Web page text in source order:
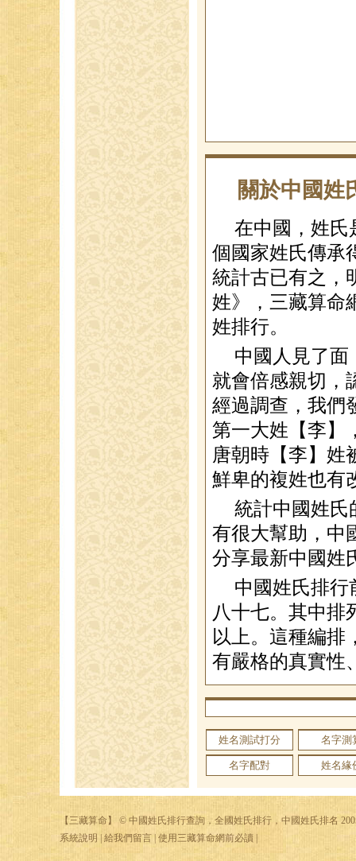
關於中國姓
在中國，姓氏
個國家姓氏傳承
統計古已有之，
姓》，三藏算命
姓排行。
中國人見了面
就會倍感親切，
經過調查，我們
第一大姓【李】
唐朝時【李】姓
鮮卑的複姓也有
統計中國姓氏
有很大幫助，中
分享最新中國姓
中國姓氏排行
八十七。其中排
以上。這種編排
有嚴格的真實性
姓名測試打分 名字測
名字配對 姓名緣
【三藏算命 】 © 中國姓氏排行查詢，全國姓氏排行，中國姓氏排名
系統說明
給我們留言 使用三藏算命網前必讀